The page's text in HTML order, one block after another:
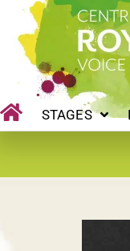
Aller
contenu
STAGES
STAGES